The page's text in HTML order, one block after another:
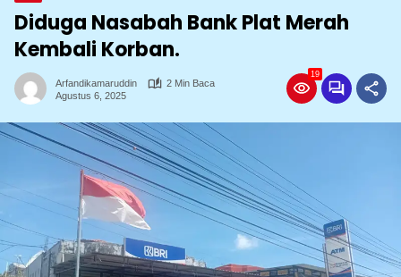
Diduga Nasabah Bank Plat Merah
Kembali Korban.
Arfandikamaruddin
2 Min Baca
Agustus 6, 2025
19